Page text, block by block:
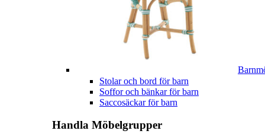
Stolar och bord för barn
Soffor och bänkar för barn
Saccosäckar för barn
Handla Möbelgrupper